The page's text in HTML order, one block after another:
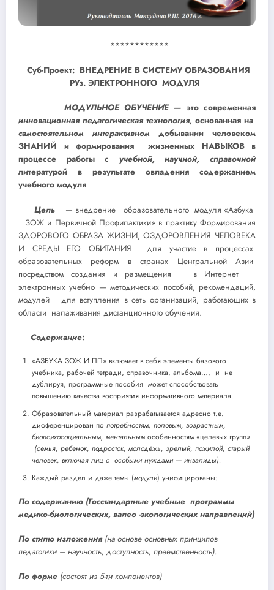
************
Суб-Проект: ВНЕДРЕНИЕ В СИСТЕМУ ОБРАЗОВАНИЯ
РУз. ЭЛЕКТРОННОГО МОДУЛЯ
МОДУЛЬНОЕ ОБУЧЕНИЕ — это современная
инновационная педагогическая технология, основанная на
самостоятельном интерактивном добывании человеком
ЗНАНИЙ и формирования жизненных НАВЫКОВ в
процессе работы с учебной, научной, справочной
литературой в результате овладения содержанием
учебного модуля
Цель
— внедрение образовательного модуля «Азбука
ЗОЖ и Первичной Профилактики» в практику Формирования
ЗДОРОВОГО ОБРАЗА ЖИЗНИ, ОЗДОРОВЛЕНИЯ ЧЕЛОВЕКА
И СРЕДЫ ЕГО ОБИТАНИЯ для участие в процессах
образовательных реформ в странах Центральной Азии
посредством создания и размещения в Интернет
электронных учебно — методических пособий, рекомендаций,
модулей для вступления в сеть организаций, работающих в
области налаживания дистанционного обучения.
Содержание:
«АЗБУКА ЗОЖ И ПП» включает в себя элементы базового
учебника, рабочей тетради, справочника, альбома…, и не
дублируя, программные пособия может способствовать
повышению качества восприятия информативного материала.
Образовательный материал разрабатывается адресно т.е.
дифференцирован по потребностям, половым, возрастным,
биопсихосоциальным, ментальным особенностям «целевых групп»
(семья, ребенок, подросток, молодёжь, зрелый, пожилой, старый
человек, включая лиц с особыми нуждами — инвалиды).
Каждый раздел и даже темы (модули) унифицированы:
По содержанию (Госстандартные учебные программы
медико-биологических, валео -экологических направлений)
По стилю изложения(на основе основных принципов
педагогики – научность, доступность, преемственность).
По форме (состоят из 5-ти компонентов)